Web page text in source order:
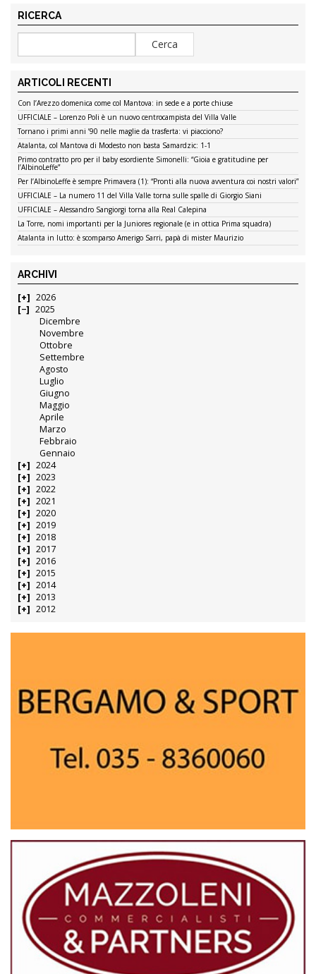
RICERCA
ARTICOLI RECENTI
Con l’Arezzo domenica come col Mantova: in sede e a porte chiuse
UFFICIALE – Lorenzo Poli è un nuovo centrocampista del Villa Valle
Tornano i primi anni ’90 nelle maglie da trasferta: vi piacciono?
Atalanta, col Mantova di Modesto non basta Samardzic: 1-1
Primo contratto pro per il baby esordiente Simonelli: “Gioia e gratitudine per
l’AlbinoLeffe”
Per l’AlbinoLeffe è sempre Primavera (1): “Pronti alla nuova avventura coi nostri valori”
UFFICIALE – La numero 11 del Villa Valle torna sulle spalle di Giorgio Siani
UFFICIALE – Alessandro Sangiorgi torna alla Real Calepina
La Torre, nomi importanti per la Juniores regionale (e in ottica Prima squadra)
Atalanta in lutto: è scomparso Amerigo Sarri, papà di mister Maurizio
ARCHIVI
2026
2025
Dicembre
Novembre
Ottobre
Settembre
Agosto
Luglio
Giugno
Maggio
Aprile
Marzo
Febbraio
Gennaio
2024
2023
2022
2021
2020
2019
2018
2017
2016
2015
2014
2013
2012